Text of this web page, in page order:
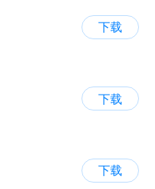
下载
下载
下载